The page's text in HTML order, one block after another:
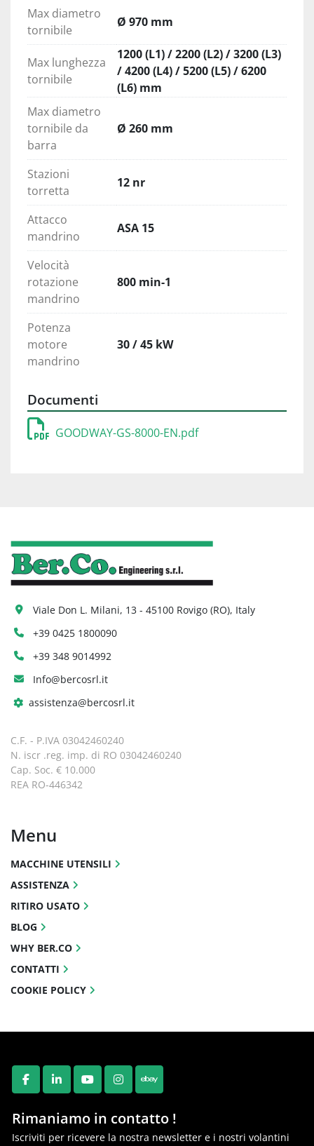
Max diametro
tornibile
Ø 970 mm
Max lunghezza
tornibile
1200 (L1) / 2200 (L2) / 3200 (L3)
/ 4200 (L4) / 5200 (L5) / 6200
(L6) mm
Max diametro
tornibile da
barra
Ø 260 mm
Stazioni
torretta
12 nr
Attacco
mandrino
ASA 15
Velocità
rotazione
mandrino
800 min-1
Potenza
motore
mandrino
30 / 45 kW
Documenti
GOODWAY-GS-8000-EN.pdf
FACEBOOK
LINKEDINYOUTUBEINSTAGRAM
EBAY
Rimaniamo in contatto !
Iscriviti per ricevere la nostra newsletter e i nostri volantini
Viale Don L. Milani, 13 - 45100 Rovigo (RO), Italy
+39 0425 1800090
+39 348 9014992
Info@bercosrl.it
assistenza@bercosrl.it
C.F. - P.IVA 03042460240
N. iscr .reg. imp. di RO 03042460240
Cap. Soc. € 10.000
REA RO-446342
Menu
MACCHINE UTENSILI
ASSISTENZA
RITIRO USATO
BLOG
WHY BER.CO
CONTATTI
COOKIE POLICY